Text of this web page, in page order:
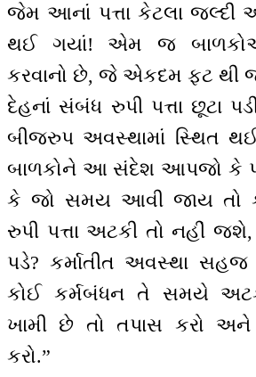
જેમ આનાં પત્તા કેટલા
થઈ ગયાં! એમ જ બાળકોએ
કરવાનો છે, જે એકદમ ફટ થી
દેહનાં સંબંધ રુપી પત્તા છૂટા
બીજરુપ અવસ્થામાં સ્થિત
બાળકોને આ સંદેશ આપજો કે
કે જો સમય આવી જાય તો
રુપી પત્તા અટકી તો નહીં
પડે? કર્માતીત અવસ્થા
કોઈ કર્મબંધન તે સમયે
ખામી છે તો તપાસ કરો અને
કરો.”